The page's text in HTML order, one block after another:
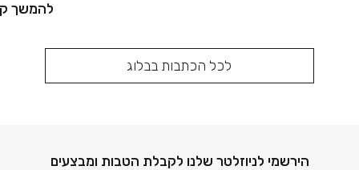
להמשך
לכל הכתבות בבלוג
הירשמי לניוזלטר שלנו לקבלת הטבות ומבצעים
דוא׳׳ל